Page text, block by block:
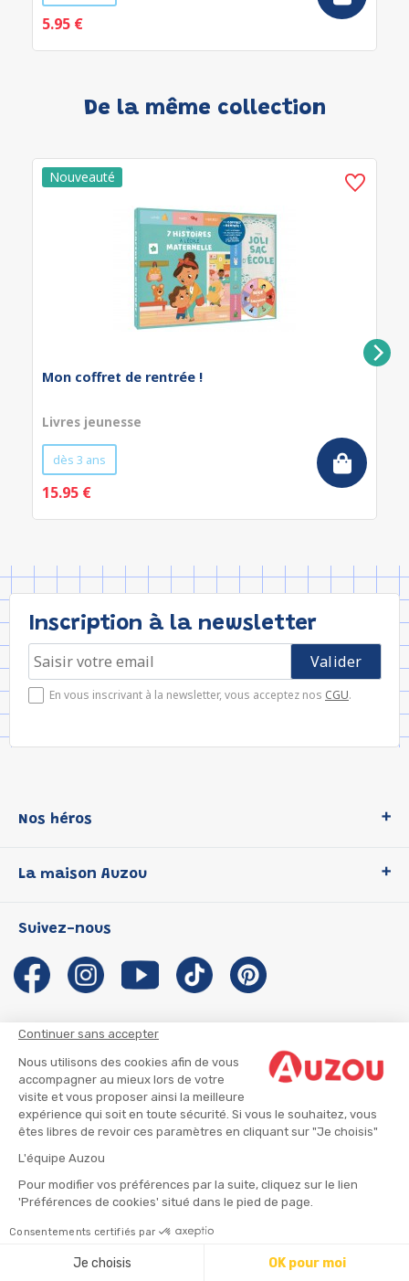
Continuer sans accepter
Nous utilisons des cookies afin de vous
accompagner au mieux lors de votre
visite et vous proposer ainsi la meilleure
expérience qui soit en toute sécurité. Si vous le souhaitez, vous
êtes libres de revoir ces paramètres en cliquant sur "Je choisis"
L'équipe Auzou
Pour modifier vos préférences par la suite, cliquez sur le lien
'Préférences de cookies' situé dans le pied de page.
Consentements certifiés par
Je choisis OK pour moi
Ajouter au panier
5.95 €
De la même collection
Mon coffret de rentrée !
Livres jeunesse
dès 3 ans
15.95 €
Inscription à la newsletter
En vous inscrivant à la newsletter, vous acceptez nos CGU.
Nos héros
P'tit Loup
Les Influenceuses
Migali
Petite Taupe
La maison Auzou
Notre histoire
Auzou s'engage
Auteurs et illustrateurs Auzou
Suivre mon colis
Infos consommateur
Suivez-nous
CGU
CGV
Mentions légales
© 2026 - AUZOU |